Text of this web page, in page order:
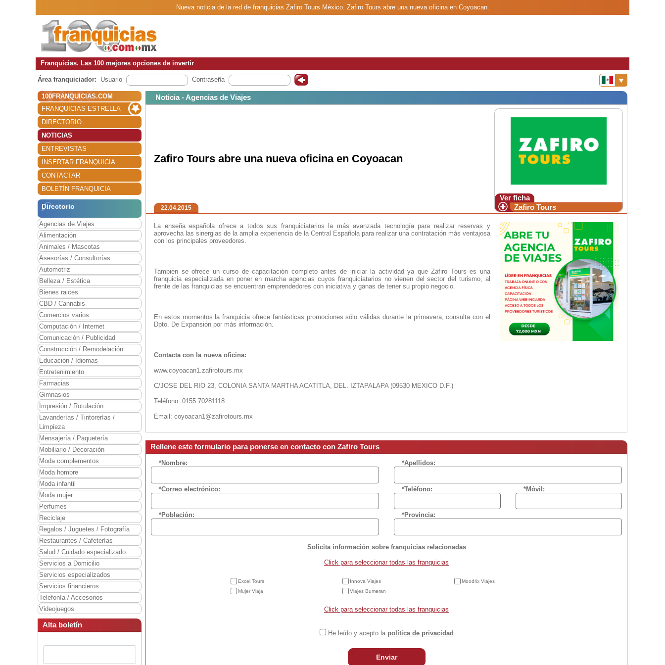
Nueva noticia de la red de franquicias Zafiro Tours México. Zafiro Tours abre una nueva oficina en Coyoacan.
Franquicias. Las 100 mejores opciones de invertir
Área franquiciador: Usuario Contraseña
100FRANQUICIAS.COM
FRANQUICIAS ESTRELLA
DIRECTORIO
NOTICIAS
ENTREVISTAS
INSERTAR FRANQUICIA
CONTACTAR
BOLETÍN FRANQUICIA
Directorio
Agencias de Viajes
Alimentación
Animales / Mascotas
Asesorías / Consultorías
Automotriz
Belleza / Estética
Bienes raices
CBD / Cannabis
Comercios varios
Computación / Internet
Comunicación / Publicidad
Construcción / Remodelación
Educación / Idiomas
Entretenimiento
Farmacias
Gimnasios
Impresión / Rotulación
Lavanderías / Tintorerías /
Limpieza
Mensajería / Paquetería
Mobiliario / Decoración
Moda complementos
Moda hombre
Moda infantil
Moda mujer
Perfumes
Reciclaje
Regalos / Juguetes / Fotografía
Restaurantes / Cafeterías
Salud / Cuidado especializado
Servicios a Domicilio
Servicios especializados
Servicios financieros
Telefonía / Accesorios
Videojuegos
Alta boletín
Noticia - Agencias de Viajes
Ver ficha
Zafiro Tours
Zafiro Tours abre una nueva oficina en Coyoacan
22.04.2015
La enseña española ofrece a todos sus franquiciatarios la más avanzada tecnología para realizar reservas y
aprovecha las sinergias de la amplia experiencia de la Central Española para realizar una contratación más ventajosa
con los principales proveedores.
También se ofrece un curso de capacitación completo antes de iniciar la actividad ya que Zafiro Tours es una
franquicia especializada en poner en marcha agencias cuyos franquiciatarios no vienen del sector del turismo, al
frente de las franquicias se encuentran emprendedores con iniciativa y ganas de tener su propio negocio.
En estos momentos la franquicia ofrece fantásticas promociones sólo válidas durante la primavera, consulta con el
Dpto. De Expansión por más información.
Contacta con la nueva oficina:
www.coyoacan1.zafirotours.mx
C/JOSE DEL RIO 23, COLONIA SANTA MARTHA ACATITLA, DEL. IZTAPALAPA (09530 MEXICO D.F.)
Teléfono: 0155 70281118
Email: coyoacan1@zafirotours.mx
Rellene este formulario para ponerse en contacto con Zafiro Tours
*Nombre: *Apellidos:
*Correo electrónico: *Teléfono: *Móvil:
*Población: *Provincia:
Solicita información sobre franquicias relacionadas
Click para seleccionar todas las franquicias
Excel Tours Innova Viajes
Moodrix Viajes
Mujer Viaja
Viajes Bumeran
Click para seleccionar todas las franquicias
He leído y acepto la política de privacidad
Enviar